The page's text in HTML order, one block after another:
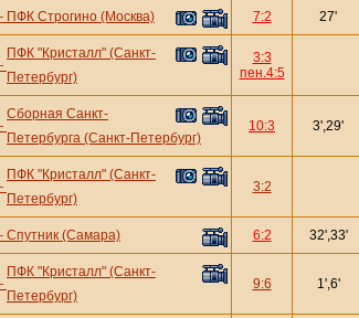
ПФК Строгино (Москва) 7:2 27'
ПФК "Кристалл" (Санкт-
Петербург)
3:3
пен.4:5
Сборная Санкт-
Петербурга (Санкт-Петербург)
10:3 3',29'
ПФК "Кристалл" (Санкт-
Петербург)
3:2
Спутник (Самара) 6:2 32',33'
ПФК "Кристалл" (Санкт-
Петербург)
9:6 1',6'